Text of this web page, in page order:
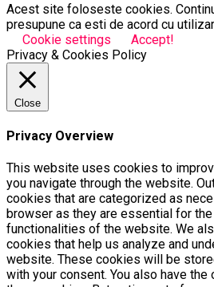
Acest site foloseste cookies.
presupune ca esti de acord cu
Cookie settings
Accept!
Privacy & Cookies Policy
Close
Privacy Overview
This website uses cookies to
you navigate through the website.
cookies that are categorized as
browser as they are essential for
functionalities of the website. We
cookies that help us analyze and
website. These cookies will be
with your consent. You also have